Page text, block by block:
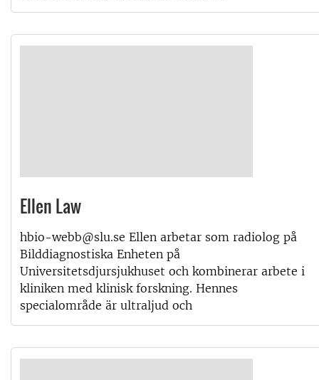
Ellen Law
hbio-webb@slu.se Ellen arbetar som radiolog på
Bilddiagnostiska Enheten på
Universitetsdjursjukhuset och kombinerar arbete i
kliniken med klinisk forskning. Hennes
specialområde är ultraljud och